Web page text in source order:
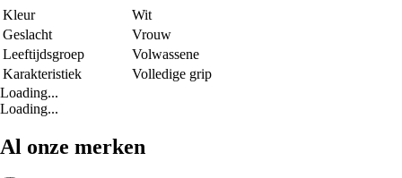
Kleur
Wit
Geslacht
Vrouw
Leeftijdsgroep
Volwassene
Karakteristiek
Volledige grip
Loading...
Loading...
Al onze merken